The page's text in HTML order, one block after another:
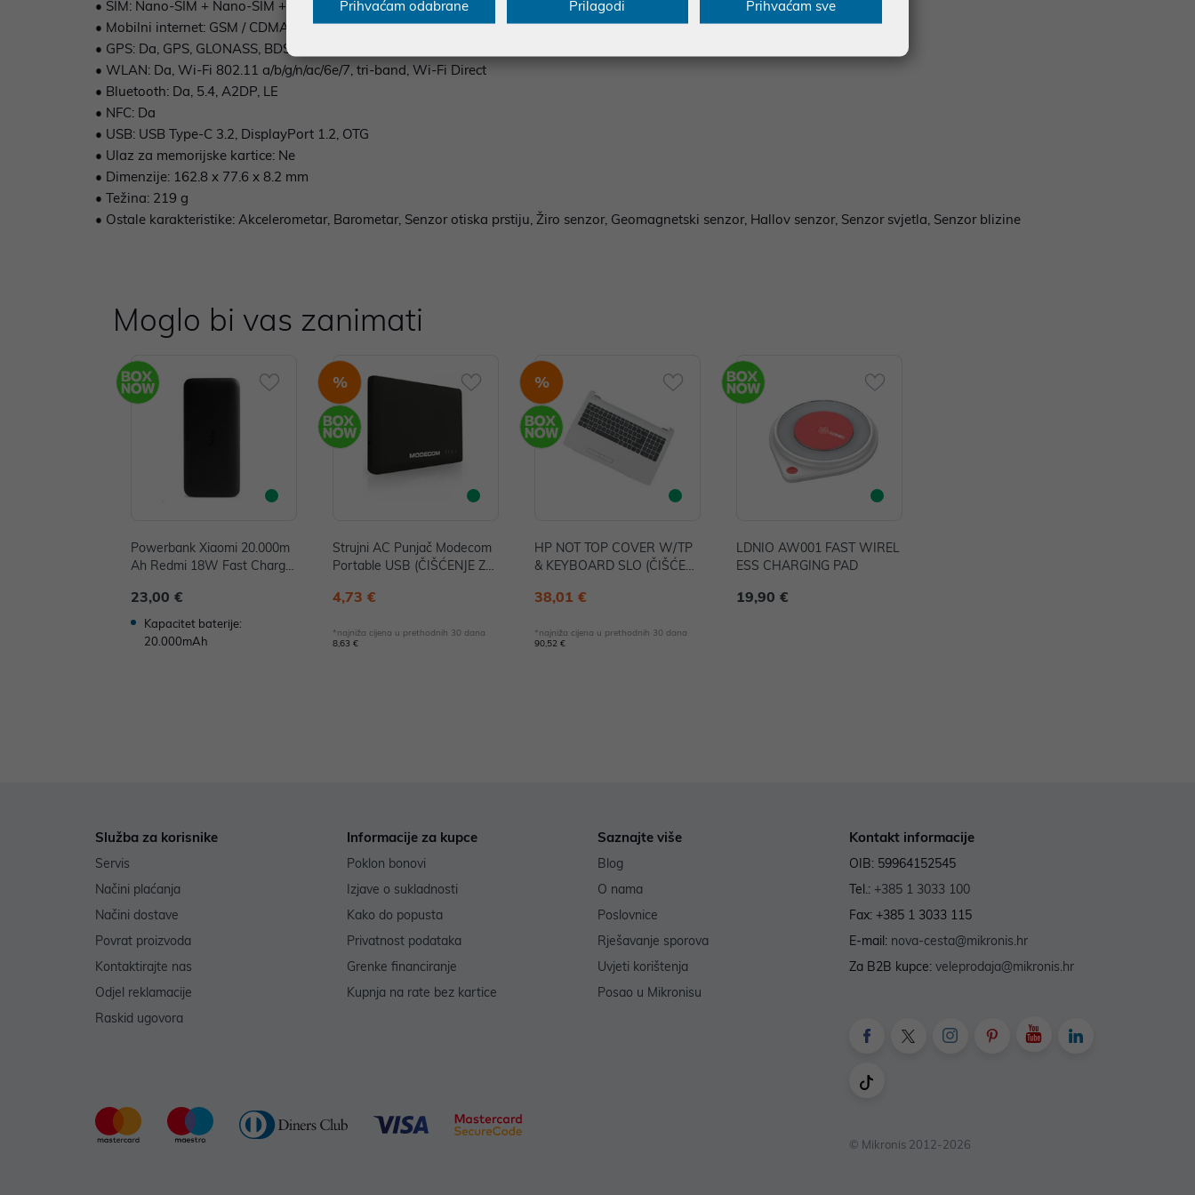
• SIM: Nano-SIM + Nano-SIM + eSIM (max 2 at a time)
• Mobilni internet: GSM / CDMA / HSPA / EVDO / LTE / 5G
• GPS: Da, GPS, GLONASS, BDS, GALILEO, QZSS
• WLAN: Da, Wi-Fi 802.11 a/b/g/n/ac/6e/7, tri-band, Wi-Fi Direct
• Bluetooth: Da, 5.4, A2DP, LE
• NFC: Da
• USB: USB Type-C 3.2, DisplayPort 1.2, OTG
• Ulaz za memorijske kartice: Ne
• Dimenzije: 162.8 x 77.6 x 8.2 mm
• Težina: 219 g
• Ostale karakteristike: Akcelerometar, Barometar, Senzor otiska prstiju, Žiro senzor, Geomagnetski senzor, Hallov senzor, Senzor svjetla, Senzor blizine
Moglo bi vas zanimati
Powerbank Xiaomi 20.000m
Ah Redmi 18W Fast Charge
23,00 €
Kapacitet baterije:
20.000mAh
%
Strujni AC Punjač Modecom
Portable USB (ČIŠĆENJE ZA
4,73 €
*najniža cijena u prethodnih 30 dana
8,63 €
%
HP NOT TOP COVER W/TP
& KEYBOARD SLO (ČIŠĆENJ
38,01 €
*najniža cijena u prethodnih 30 dana
90,52 €
LDNIO AW001 FAST WIREL
ESS CHARGING PAD
19,90 €
Služba za korisnike
Servis
Načini plaćanja
Načini dostave
Povrat proizvoda
Kontaktirajte nas
Odjel reklamacije
Raskid ugovora
Informacije za kupce
Poklon bonovi
Izjave o sukladnosti
Kako do popusta
Privatnost podataka
Grenke financiranje
Kupnja na rate bez kartice
Saznajte više
Blog
O nama
Poslovnice
Rješavanje sporova
Uvjeti korištenja
Posao u Mikronisu
Kontakt informacije
OIB: 59964152545
Tel.: +385 1 3033 100
Fax: +385 1 3033 115
E-mail: nova-cesta@mikronis.hr
Za B2B kupce: veleprodaja@mikronis.hr
© Mikronis 2012-2026
Prihvaćam odabrane Prilagodi Prihvaćam sve